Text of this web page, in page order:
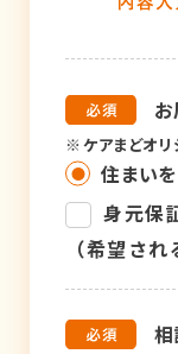
※ ケアまどオ
住まい
身元保
（希望さ
相